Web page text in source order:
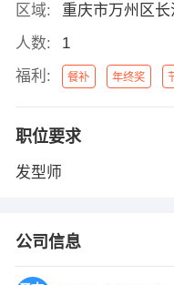
区域:
重庆市万州区
人数:
1
福利:
餐补 年终奖
职位要求
发型师
公司信息